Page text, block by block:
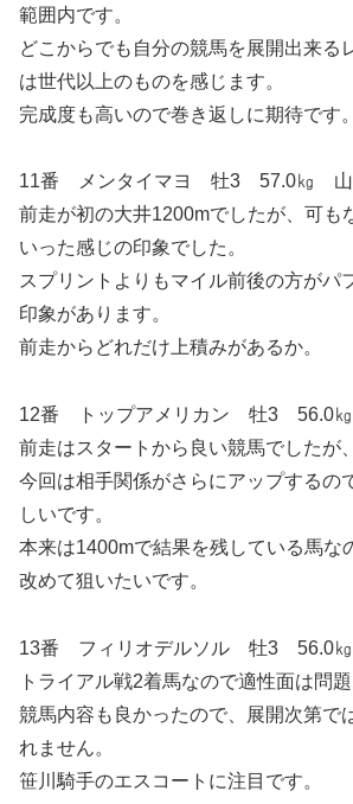
範囲内です。
どこからでも自分の競馬を展開出来る
は世代以上のものを感じます。
完成度も高いので巻き返しに期待です。
11番 メンタイマヨ 牡3 57.0㎏ 山
前走が初の大井1200mでしたが、可も
いった感じの印象でした。
スプリントよりもマイル前後の方がパ
印象があります。
前走からどれだけ上積みがあるか。
12番 トップアメリカン 牡3 56.0
前走はスタートから良い競馬でしたが
今回は相手関係がさらにアップするの
しいです。
本来は1400mで結果を残している馬な
改めて狙いたいです。
13番 フィリオデルソル 牡3 56.0
トライアル戦2着馬なので適性面は問題
競馬内容も良かったので、展開次第で
れません。
笹川騎手のエスコートに注目です。